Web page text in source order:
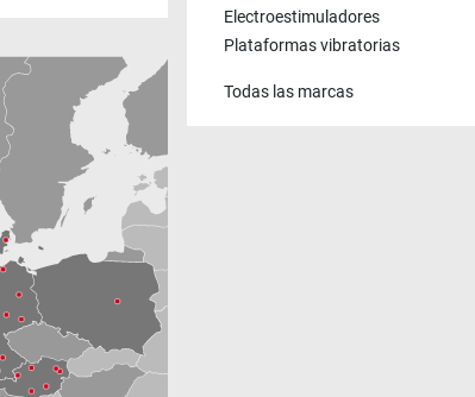
Electroestimuladores
Plataformas vibratorias
Todas las marcas